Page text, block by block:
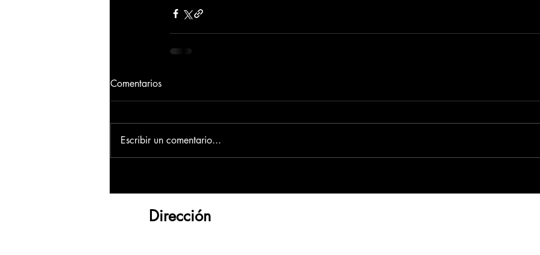
Comentarios
Escribir un comentario...
Dirección